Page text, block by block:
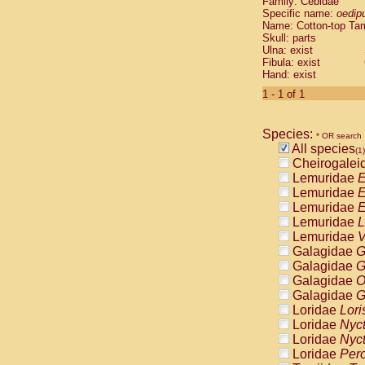
Cebidae
Cebidae
Cebidae
Cebidae
Cebidae
Cebidae
Cebidae
Cebidae
Cebidae
Cebidae
Cebidae
Cebidae
Atelidae
Atelidae
Atelidae
Atelidae
Atelidae
Atelidae
Atelidae
Atelidae
Atelidae
Atelidae
Pitheciidae
Specific name:
Name: Cotton-top
Skull: parts
Ulna: exist
Fibula: exist
Hand: exist
1 - 1 of 1
Species: * OR search
All species(1)
Lemuridae
Lemuridae
Lemuridae
Lemuridae
Lemuridae
Galagidae
Galagidae
Galagidae
Galagidae
Loridae
Loridae
Loridae
Loridae